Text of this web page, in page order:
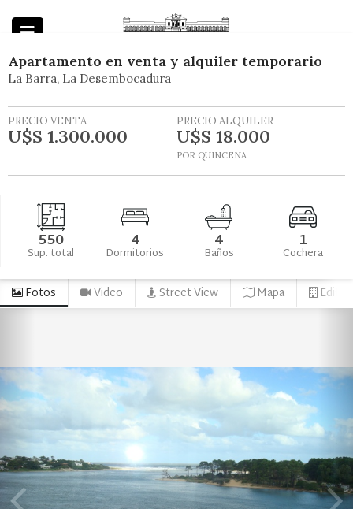
Apartamento en venta y alquiler temporario
La Barra La Desembocadura
PRECIO VENTA
U$S 1.300.000
PRECIO ALQUILER
U$S 18.000
POR QUINCENA
550
Sup. total 4
Dormitorios 4
Baños 1
Cochera
Fotos Video Street View Mapa